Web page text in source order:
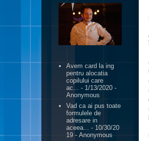
Avem card la ing
pentru alocatia
copilului care
ac... - 1/13/2020 -
Anonymous
Vad ca ai pus toate
formulele de
adresare in
aceea...
- 10/30/20
19 - Anonymous